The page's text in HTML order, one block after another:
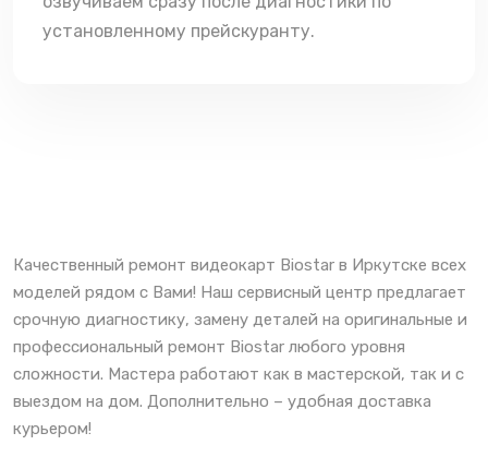
установленному прейскуранту.
Качественный ремонт видеокарт Biostar в Иркутске всех
моделей рядом с Вами! Наш сервисный центр предлагает
срочную диагностику, замену деталей на оригинальные и
профессиональный ремонт Biostar любого уровня
сложности. Мастера работают как в мастерской, так и с
выездом на дом. Дополнительно – удобная доставка
курьером!